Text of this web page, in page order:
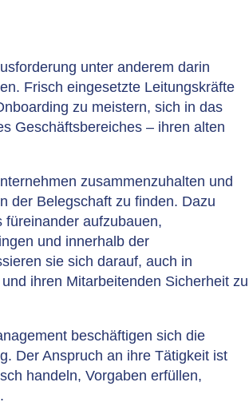
unter anderem darin
Frisch eingesetzte Leitungskräfte
zu meistern, sich in das
Geschäftsbereiches – ihren alten
zusammenzuhalten und
der Belegschaft zu finden. Dazu
aufzubauen,
und innerhalb der
sie sich darauf, auch in
ihren Mitarbeitenden Sicherheit zu
beschäftigen sich die
Der Anspruch an ihre Tätigkeit ist
handeln, Vorgaben erfüllen,